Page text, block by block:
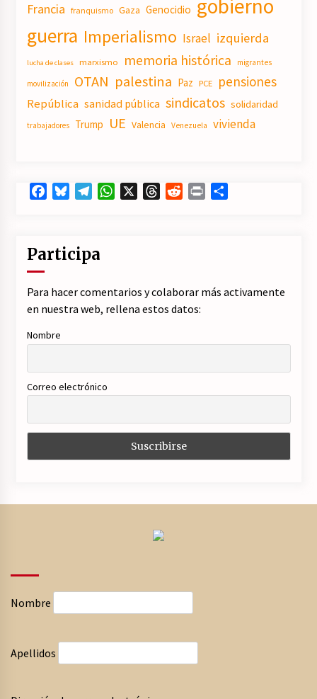
Francia franquismo Gaza Genocidio gobierno
guerra Imperialismo Israel izquierda
lucha de clases marxismo memoria histórica migrantes
movilización OTAN palestina Paz PCE pensiones
República sanidad pública sindicatos solidaridad
trabajadores Trump UE Valencia Venezuela vivienda
FacebookBlueskyTelegramWhatsApp ThreadsRedditPrint
Participa
Para hacer comentarios y colaborar más activamente
en nuestra web, rellena estos datos:
Nombre
Correo electrónico
Nombre
Apellidos